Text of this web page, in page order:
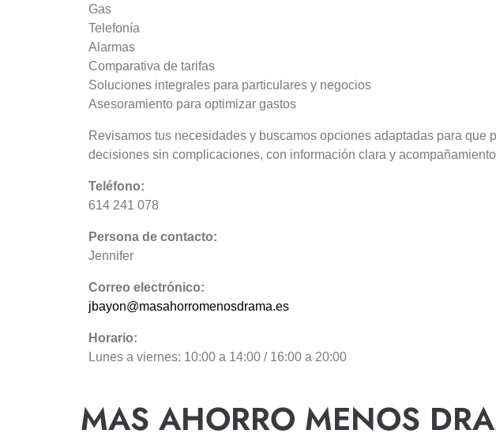
Gas
Telefonía
Alarmas
Comparativa de tarifas
Soluciones integrales para particulares y negocios
Asesoramiento para optimizar gastos
Revisamos tus necesidades y buscamos opciones adaptadas para que
decisiones sin complicaciones, con información clara y
Teléfono:
614 241 078
Persona de contacto:
Jennifer
Correo electrónico:
jbayon@masahorromenosdrama.es
Horario:
Lunes a viernes: 10:00 a 14:00 / 16:00 a 20:00
MAS AHORRO MENOS